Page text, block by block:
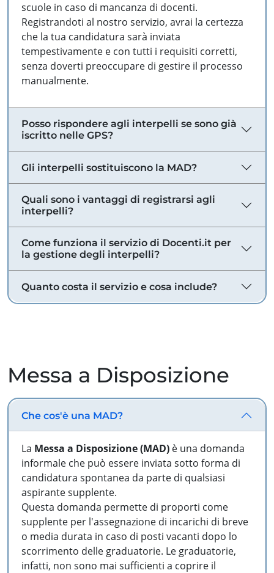
scuole in caso di mancanza di docenti.
Registrandoti al nostro servizio, avrai la certezza
che la tua candidatura sarà inviata
tempestivamente e con tutti i requisiti corretti,
senza doverti preoccupare di gestire il processo
manualmente.
Posso rispondere agli interpelli se sono già
iscritto nelle GPS?
Gli interpelli sostituiscono la MAD?
Quali sono i vantaggi di registrarsi agli
interpelli?
Come funziona il servizio di Docenti.it per
la gestione degli interpelli?
Quanto costa il servizio e cosa include?
Messa a Disposizione
Che cos'è una MAD?
La Messa a Disposizione (MAD) è una domanda
informale che può essere inviata sotto forma di
candidatura spontanea da parte di qualsiasi
aspirante supplente.
Questa domanda permette di proporti come
supplente per l'assegnazione di incarichi di breve
o media durata in caso di posti vacanti dopo lo
scorrimento delle graduatorie. Le graduatorie,
infatti, non sono mai sufficienti a coprire il